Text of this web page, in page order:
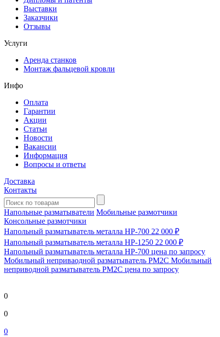
Выставки
Заказчики
Отзывы
Услуги
Аренда станков
Монтаж фальцевой кровли
Инфо
Оплата
Гарантии
Акции
Статьи
Новости
Вакансии
Информация
Вопросы и ответы
Доставка
Контакты
Напольные разматыватели Мобильные размотчики
Консольные размотчики
Напольный разматыватель металла HP-700 22 000 ₽
Напольный разматыватель металла HP-1250 22 000 ₽
Напольный разматыватель металла HP-700 цена по запросу
Мобильный непривaодной разматыватель РМ2С Мобильный
неприводной разматыватель РМ2С цена по запросу
0
0
0